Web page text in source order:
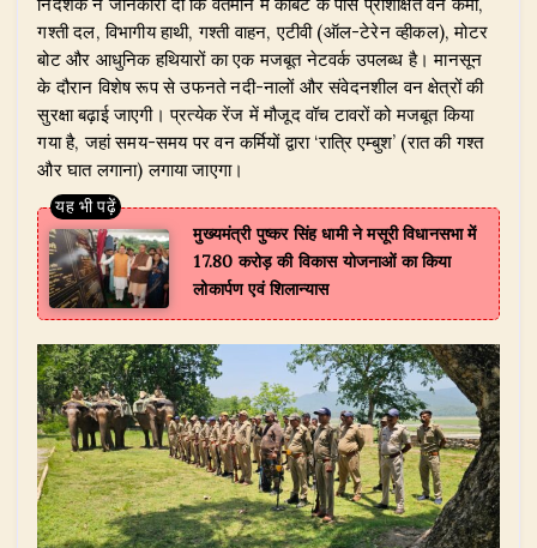
गश्ती दल, विभागीय हाथी, गश्ती वाहन, एटीवी (ऑल-टेरेन व्हीकल), मोटर
बोट और आधुनिक हथियारों का एक मजबूत नेटवर्क उपलब्ध है। मानसून
के दौरान विशेष रूप से उफनते नदी-नालों और संवेदनशील वन क्षेत्रों की
सुरक्षा बढ़ाई जाएगी। प्रत्येक रेंज में मौजूद वॉच टावरों को मजबूत किया
गया है, जहां समय-समय पर वन कर्मियों द्वारा ‘रात्रि एम्बुश’ (रात की गश्त
और घात लगाना) लगाया जाएगा।
मुख्यमंत्री पुष्कर सिंह धामी ने मसूरी विधानसभा में
17.80 करोड़ की विकास योजनाओं का किया
लोकार्पण एवं शिलान्यास